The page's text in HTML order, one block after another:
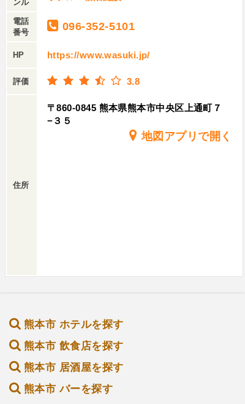
ンル
電話
番号
096-352-5101
HP https://www.wasuki.jp/
評価 3.8
住所
〒860-0845 熊本県熊本市中央区上通町７
−３５
地図アプリで開く
熊本市 ホテルを探す
熊本市 飲食店を探す
熊本市 居酒屋を探す
熊本市 バーを探す